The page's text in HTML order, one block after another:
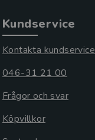
Kundservice
Kontakta kundservice
046-31 21 00
Frågor och svar
Köpvillkor